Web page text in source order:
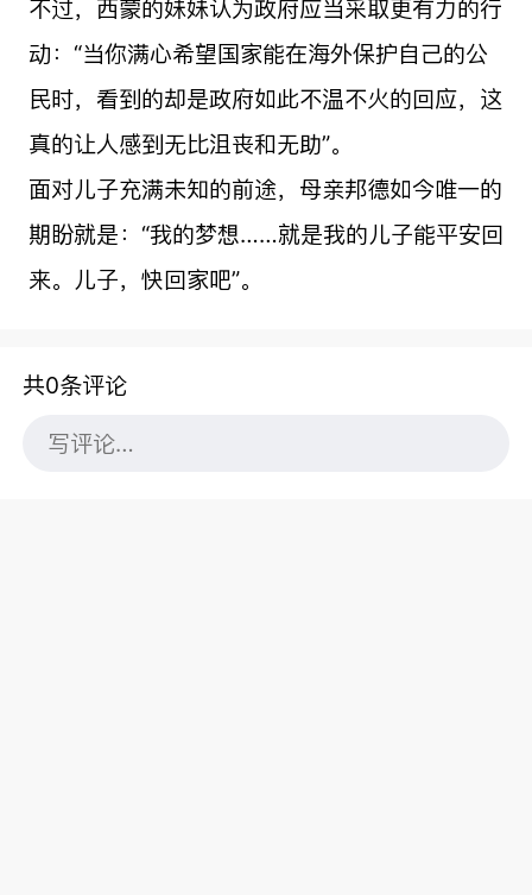
不过，西蒙的妹妹认为政府应当采取更有力的行
动：“当你满心希望国家能在海外保护自己的公
民时，看到的却是政府如此不温不火的回应，这
真的让人感到无比沮丧和无助”。
面对儿子充满未知的前途，母亲邦德如今唯一的
期盼就是：“我的梦想……就是我的儿子能平安回
来。儿子，快回家吧”。
共0条评论